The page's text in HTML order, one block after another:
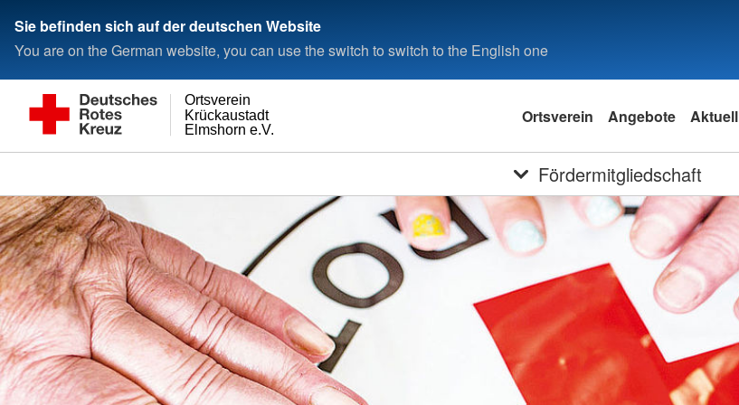
Sie befinden sich auf der deutschen Website
You are on the German website, you can use the switch to switch to the English one
Elmshorn e.V.
Krückaustadt
Ortsverein
Ortsverein Angebote Aktuell
Fördermitgliedschaft